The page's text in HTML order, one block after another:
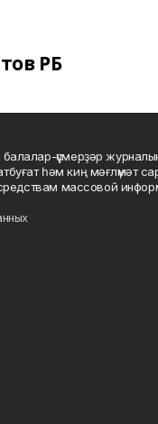
РБ
үҫмерҙәр
һәм киң мәғлүмәт
массовой